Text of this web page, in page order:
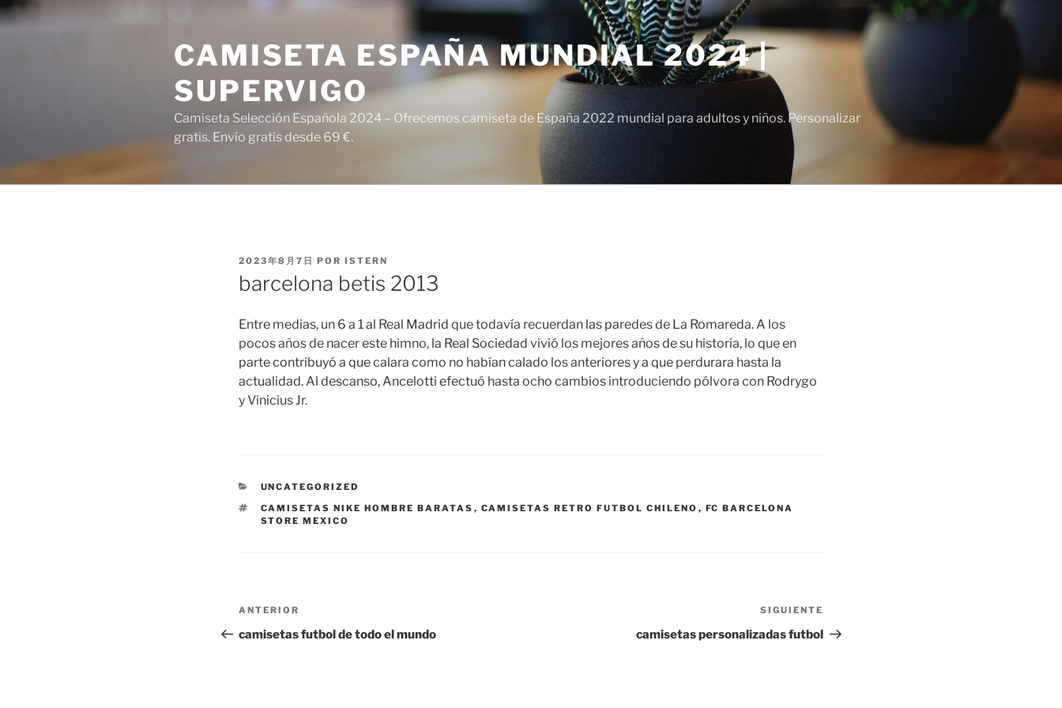
Saltar
al
CAMISETA ESPAÑA MUNDIAL 2024 |
SUPERVIGO
Camiseta Selección Española 2024 – Ofrecemos camiseta de España 2022 mundial para adultos y niños. Personalizar
gratis. Envío gratis desde 69 €.
PUBLICADO
EL
2023年8月7日 POR ISTERN
barcelona betis 2013
Entre medias, un 6 a 1 al Real Madrid que todavía recuerdan las paredes de La Romareda. A los
pocos años de nacer este himno, la Real Sociedad vivió los mejores años de su historia, lo que en
parte contribuyó a que calara como no habían calado los anteriores y a que perdurara hasta la
actualidad. Al descanso, Ancelotti efectuó hasta ocho cambios introduciendo pólvora con Rodrygo
y Vinicius Jr.
CATEGORÍAS
UNCATEGORIZED
ETIQUETAS
CAMISETAS NIKE HOMBRE BARATAS , CAMISETAS RETRO FUTBOL CHILENO , FC BARCELONA
STORE MEXICO
Navegación
de
Entrada
anterior:
ANTERIOR
camisetas futbol de todo el mundo
entrada
SIGUIENTE
camisetas personalizadas futbol